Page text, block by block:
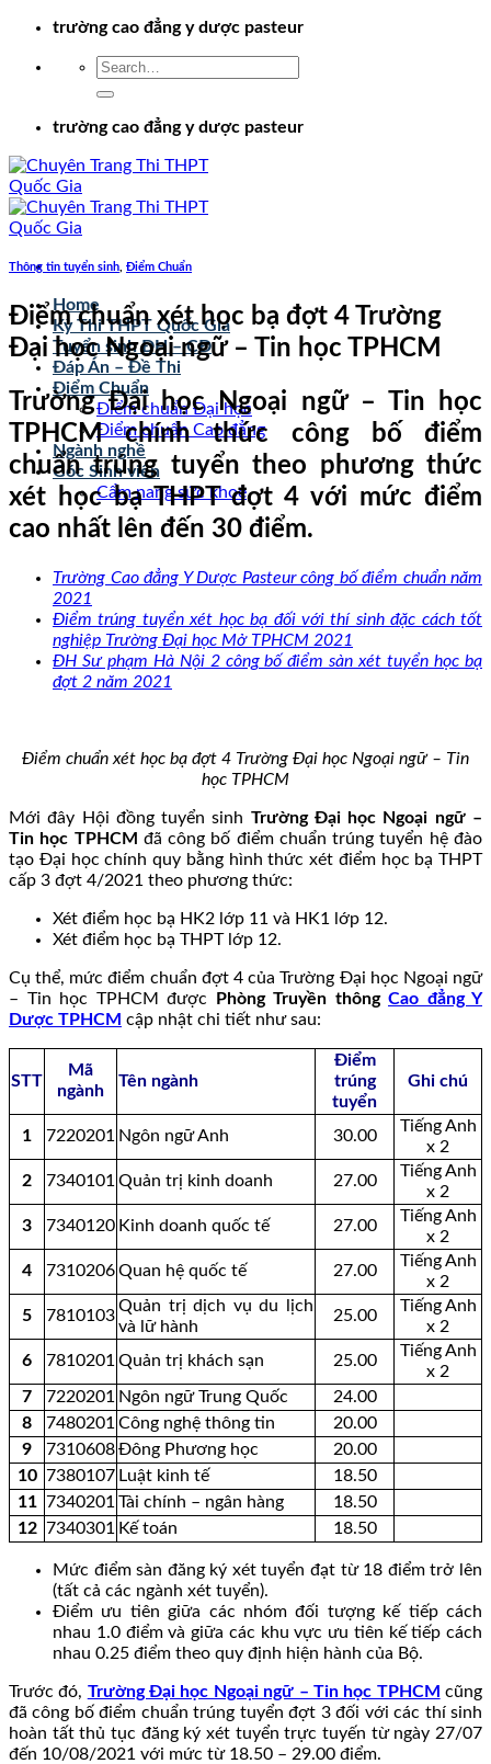
Chuyểntrường cao đẳng y dược pasteur
trường cao đẳng y dược pasteur
Home
Kỳ Thi THPT Quốc Gia
Tuyển sinh ĐH – CĐ
Đáp Án – Đề Thi
Điểm Chuẩn
Điểm chuẩn Đại học
Điểm chuẩn Cao đẳng
Ngành nghề
Góc Sinh viên
Cẩm nang sức khoẻ
Thông tin tuyển sinh Điểm Chuẩn
Điểm chuẩn xét học bạ đợt 4 Trường
Đại học Ngoại ngữ – Tin học TPHCM
Trường Đại học Ngoại ngữ – Tin học
TPHCM chính thức công bố điểm
chuẩn trúng tuyển theo phương thức
xét học bạ THPT đợt 4 với mức điểm
cao nhất lên đến 30 điểm.
Trường Cao đẳng Y Dược Pasteur công bố điểm chuẩn năm
2021
Điểm trúng tuyển xét học bạ đối với thí sinh đặc cách tốt
nghiệp Trường Đại học Mở TPHCM 2021
ĐH Sư phạm Hà Nội 2 công bố điểm sàn xét tuyển học bạ
đợt 2 năm 2021
Điểm chuẩn xét học bạ đợt 4 Trường Đại học Ngoại ngữ – Tin
học TPHCM
Mới đây Hội đồng tuyển sinh Trường Đại học Ngoại ngữ –
Tin học TPHCM đã công bố điểm chuẩn trúng tuyển hệ đào
tạo Đại học chính quy bằng hình thức xét điểm học bạ THPT
cấp 3 đợt 4/2021 theo phương thức:
Xét điểm học bạ HK2 lớp 11 và HK1 lớp 12.
Xét điểm học bạ THPT lớp 12.
Cụ thể, mức điểm chuẩn đợt 4 của Trường Đại học Ngoại ngữ
– Tin học TPHCM được
Phòng Truyền thông Cao đẳng Y
Dược TPHCM cập nhật chi tiết như sau:
STT
Mã
ngành
Tên ngành
Điểm
trúng
tuyển
Ghi chú
1 7220201 Ngôn ngữ Anh 30.00
Tiếng Anh
x 2
2
7340101 Quản trị kinh doanh 27.00
Tiếng Anh
x 2
3
7340120 Kinh doanh quốc tế 27.00
Tiếng Anh
x 2
4
7310206Quan hệ quốc tế 27.00
Tiếng Anh
x 2
5
7810103
Quản trị dịch vụ du lịch
và lữ hành
25.00
Tiếng Anh
x 2
6
7810201 Quản trị khách sạn 25.00
Tiếng Anh
x 2
7
7220201 Ngôn ngữ Trung Quốc
24.00
8
7480201 Công nghệ thông tin
20.00
9
7310608Đông Phương học
20.00
10 7380107 Luật kinh tế
18.50
11 7340201 Tài chính – ngân hàng
18.50
12 7340301 Kế toán 18.50
Mức điểm sàn đăng ký xét tuyển đạt từ 18 điểm trở lên
(tất cả các ngành xét tuyển).
Điểm ưu tiên giữa các nhóm đối tượng kế tiếp cách
nhau 1.0 điểm và giữa các khu vực ưu tiên kế tiếp cách
nhau 0.25 điểm theo quy định hiện hành của Bộ.
Trước đó, Trường Đại học Ngoại ngữ – Tin học TPHCM cũng
đã công bố điểm chuẩn trúng tuyển đợt 3 đối với các thí sinh
hoàn tất thủ tục đăng ký xét tuyển trực tuyến từ ngày 27/07
đến 10/08/2021 với mức từ 18.50 – 29.00 điểm.